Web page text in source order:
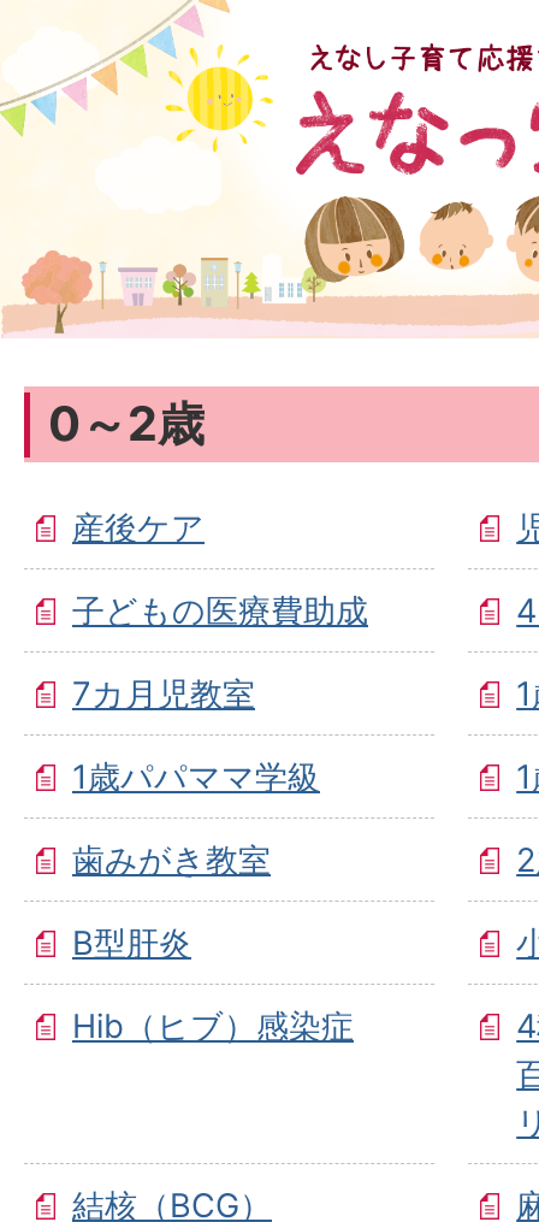
0～2歳
産後ケア
子どもの医療費助成
7カ月児教室
1歳パパママ学級
歯みがき教室
B型肝炎
Hib（ヒブ）感染症
結核（BCG）